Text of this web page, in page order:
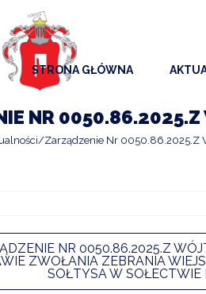
STRONA GŁÓWNA
NR
Zarządzenie Nr 0050.86.2025.Z
NR 0050.86.2025.Z
ZWOŁANIA ZEBRANIA
SOŁTYSA W SOŁECTWIE